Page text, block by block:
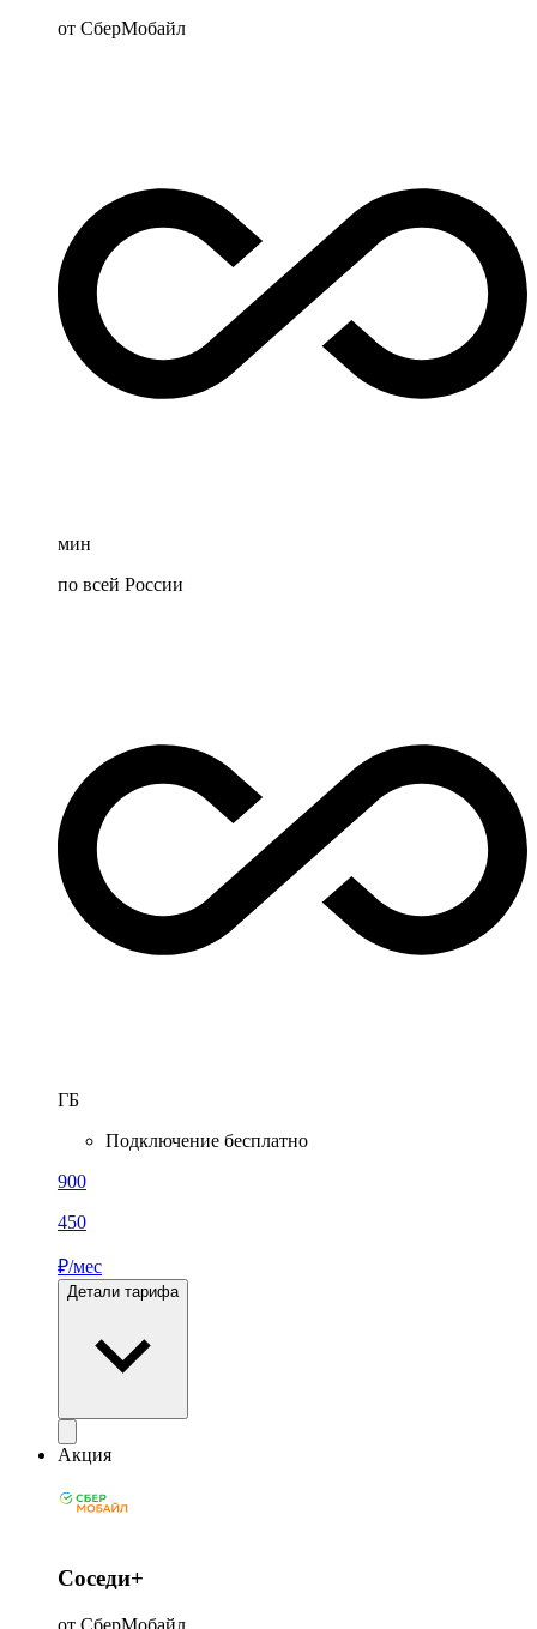
от СберМобайл
мин
по всей России
ГБ
Подключение бесплатно
900
450
₽/мес
Детали тарифа
Акция
Соседи+
от СберМобайл